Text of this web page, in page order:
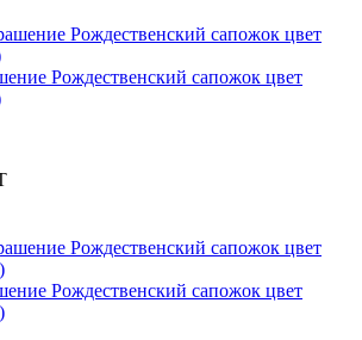
Рождественский сапожок цвет
Рождественский сапожок цвет